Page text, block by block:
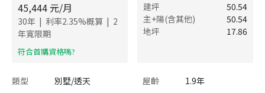
45,444 元/月
30年 | 利率2.35%概算 | 2
年寬限期
​符合首購資格嗎?
建坪
50.54
主+陽(含其他)
50.54
地坪
17.86
類型 別墅/透天 屋齡
1.9年